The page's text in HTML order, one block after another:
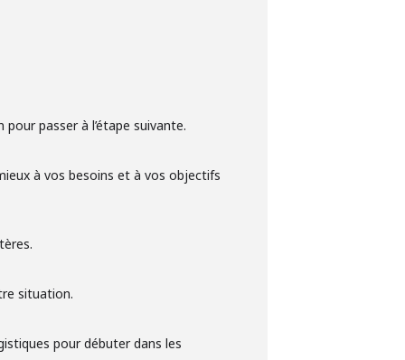
passer à l’étape suivante.
à vos besoins et à vos objectifs
situation.
pour débuter dans les